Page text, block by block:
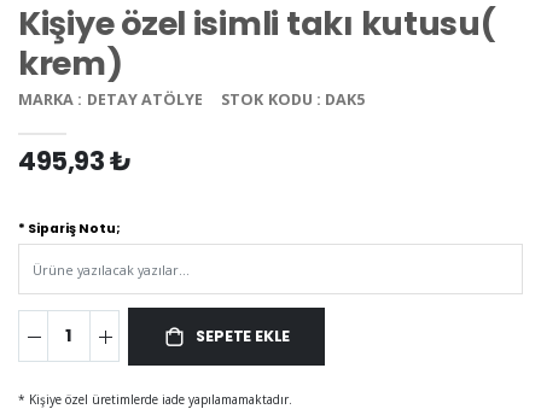
Kişiye özel isimli takı kutusu(
krem)
MARKA : DETAY ATÖLYE STOK KODU : DAK5
495,93 ₺
* Sipariş Notu;
SEPETE EKLE
* Kişiye özel üretimlerde iade yapılamamaktadır.